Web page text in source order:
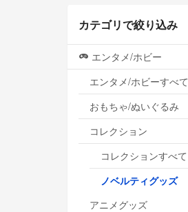
カテゴリで絞り込み
エンタメ/ホビー
エンタメ/ホビーすべて
おもちゃ/ぬいぐるみ
コレクション
コレクションすべて
ノベルティグッズ
アニメグッズ